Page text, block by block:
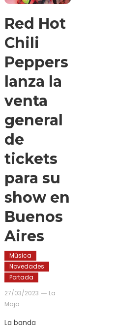
Red Hot
Chili
Peppers
lanza la
venta
general
de
tickets
para su
show en
Buenos
Aires
Música
Novedades
Portada
27/03/2023
La
Maja
La banda